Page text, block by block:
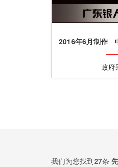
2016年6月制作
党组织
政府
我们为您找到27条